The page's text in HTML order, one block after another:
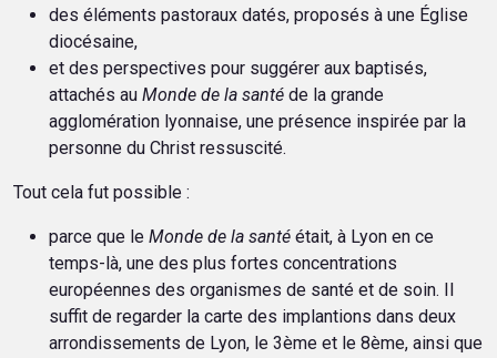
des éléments pastoraux datés, proposés à une Église
diocésaine,
et des perspectives pour suggérer aux baptisés,
attachés au Monde de la santé de la grande
agglomération lyonnaise, une présence inspirée par la
personne du Christ ressuscité.
Tout cela fut possible :
parce que le Monde de la santé était, à Lyon en ce
temps-là, une des plus fortes concentrations
européennes des organismes de santé et de soin. Il
suffit de regarder la carte des implantions dans deux
arrondissements de Lyon, le 3ème et le 8ème, ainsi que